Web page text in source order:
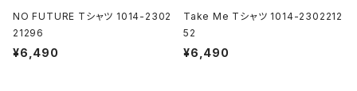
NO FUTURE Tシャツ 1014-2302
21296
¥6,490
Take Me Tシャツ 1014-2302212
52
¥6,490